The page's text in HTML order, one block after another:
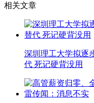
相关文章
深圳理工大学拟逐
代 死记硬背没用